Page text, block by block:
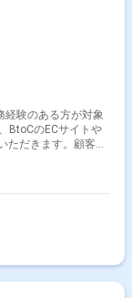
験のある方が対象
BtoCのECサイトや
ただきます。顧客向
SalesforceやHeroku